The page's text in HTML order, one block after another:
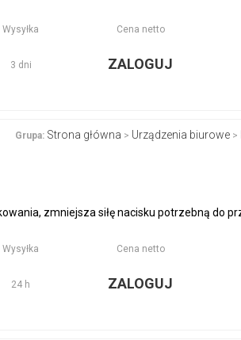
Wysyłka Cena netto
3 dni ZALOGUJ
Grupa: Strona główna > Urządzenia biurowe >
zmniejsza siłę nacisku potrzebną do
Wysyłka Cena netto
24 h ZALOGUJ